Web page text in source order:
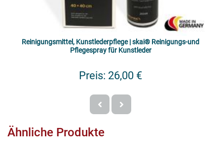
Reinigungsmittel, Kunstlederpflege | skai® Reinigungs-und
Pflegespray für Kunstleder
Preis: 26,00 €
Ähnliche Produkte